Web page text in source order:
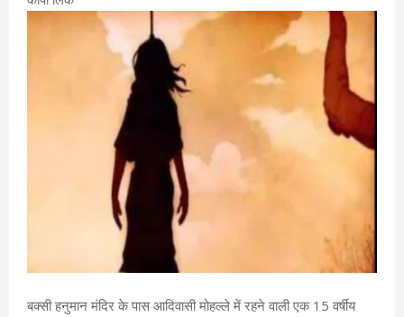
बक्सी हनुमान मंदिर के पास आदिवासी मोहल्ले में रहने वाली एक 15 वर्षीय